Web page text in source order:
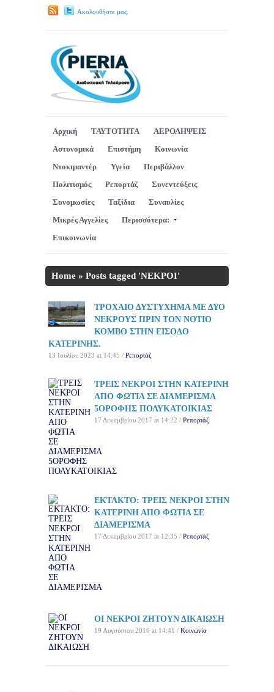
Ακολουθήστε μας.
Αρχική ΤΑΥΤΟΤΗΤΑ
ΑΕΡΟΛΗΨΕΙΣ
Αστυνομικά
Επιστήμη
Κοινωνία
Ντοκιμαντέρ
Υγεία
Περιβάλλον
Πολιτισμός
Ρεπορτάζ
Συνεντεύξεις
Συνομωσίες
Ταξίδια
Συναυλίες
Μικρές Αγγελίες
Περισσότερα:
Επικοινωνία
Home » Posts tagged 'ΝΕΚΡΟΙ'
ΤΡΟΧΑΙΟ ΔΥΣΤΥΧΗΜΑ ΜΕ ΔΥΟ
ΝΕΚΡΟΥΣ ΠΡΙΝ ΤΟΝ ΝΟΤΙΟ
ΚΟΜΒΟ ΣΤΗΝ ΕΙΣΟΔΟ
ΚΑΤΕΡΙΝΗΣ.
13 Ιουλίου 2023 at 14:45 / Ρεπορτάζ
ΤΡΕΙΣ ΝΕΚΡΟΙ ΣΤΗΝ ΚΑΤΕΡΙΝΗ
ΑΠΟ ΦΩΤΙΑ ΣΕ ΔΙΑΜΕΡΙΣΜΑ
5ΟΡΟΦΗΣ ΠΟΛΥΚΑΤΟΙΚΙΑΣ
17 Δεκεμβρίου 2017 at 14:22 / Ρεπορτάζ
ΕΚΤΑΚΤΟ: ΤΡΕΙΣ ΝΕΚΡΟΙ ΣΤΗΝ
ΚΑΤΕΡΙΝΗ ΑΠΟ ΦΩΤΙΑ ΣΕ
ΔΙΑΜΕΡΙΣΜΑ
17 Δεκεμβρίου 2017 at 12:35 / Ρεπορτάζ
ΟΙ ΝΕΚΡΟΙ ΖΗΤΟΥΝ ΔΙΚΑΙΩΣΗ
19 Αυγούστου 2016 at 14:41 / Κοινωνία